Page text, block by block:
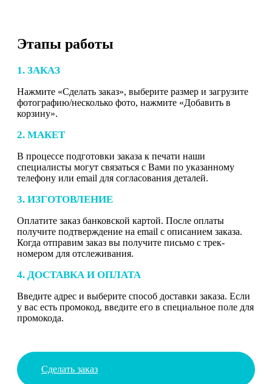
Этапы работы
1. ЗАКАЗ
Нажмите «Сделать заказ», выберите размер и загрузите
фотографию/несколько фото, нажмите «Добавить в
корзину».
2. МАКЕТ
В процессе подготовки заказа к печати наши
специалисты могут связаться с Вами по указанному
телефону или email для согласования деталей.
3. ИЗГОТОВЛЕНИЕ
Оплатите заказ банковской картой. После оплаты
получите подтверждение на email с описанием заказа.
Когда отправим заказ вы получите письмо с трек-
номером для отслеживания.
4. ДОСТАВКА И ОПЛАТА
Введите адрес и выберите способ доставки заказа. Если
у вас есть промокод, введите его в специальное поле для
промокода.
Сделать заказ